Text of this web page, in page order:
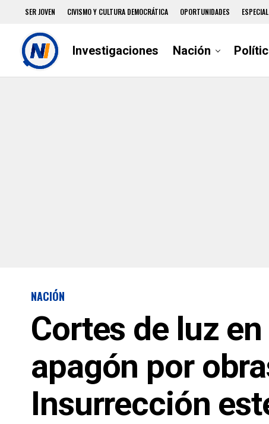
SER JOVEN CIVISMO Y CULTURA DEMOCRÁTICA OPORTUNIDADES
Investigaciones Nación
NACIÓN
Cortes de luz
apagón por
Insurrección